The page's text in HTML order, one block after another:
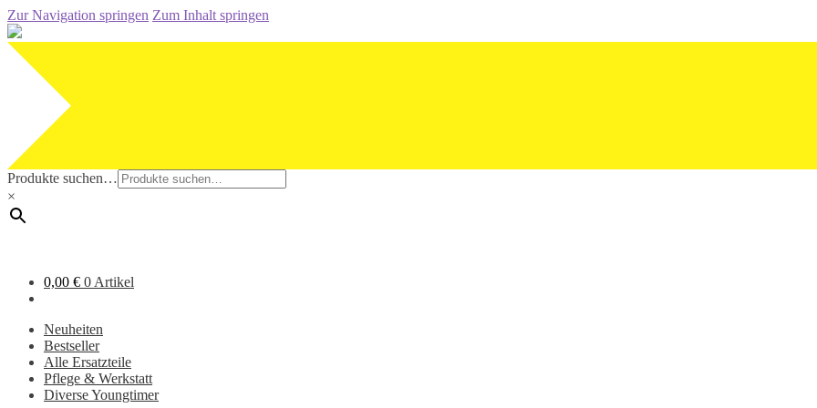
Zur Navigation springen Zum Inhalt springen
Produkte suchen…
×
0,00 € 0 Artikel
Neuheiten
Bestseller
Alle Ersatzteile
Pflege & Werkstatt
Diverse Youngtimer